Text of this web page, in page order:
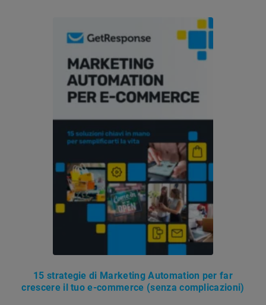
15 strategie di Marketing Automation per far
crescere il tuo e-commerce (senza complicazioni)